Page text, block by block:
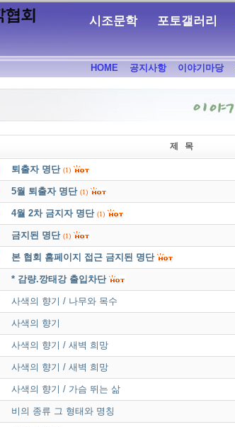
시조문학 포토갤러리
HOME 공지사항 이야기마당
제 목
퇴출자 명단 (1)
5월 퇴출자 명단 (1)
4월 2차 금지자 명단 (1)
금지된 명단 (1)
본 협회 홈페이지 접근 금지된 명단
* 감량.깡태강 출입차단
사색의 향기 / 나무와 목수
사색의 향기
사색의 향기 / 새벽 희망
사색의 향기 / 새벽 희망
사색의 향기 / 가슴 뛰는 삶
비의 종류 그 형태와 명칭